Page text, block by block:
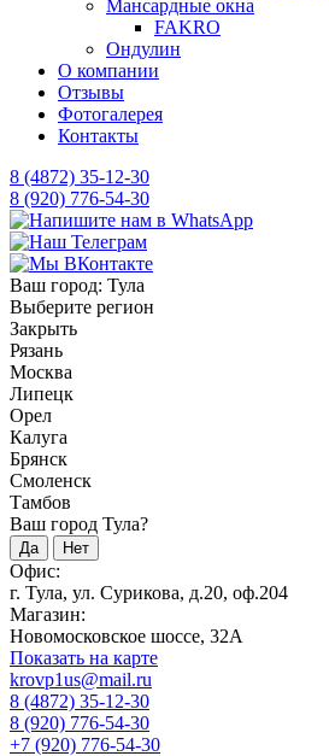
Мансардные окна
FAKRO
Ондулин
О компании
Отзывы
Фотогалерея
Контакты
8 (4872) 35-12-30
8 (920) 776-54-30
Ваш город: Тула
Выберите регион
Закрыть
Рязань
Москва
Липецк
Орел
Калуга
Брянск
Смоленск
Тамбов
Ваш город Тула?
Да Нет
Офис:
г. Тула, ул. Сурикова, д.20, оф.204
Магазин:
Новомосковское шоссе, 32А
Показать на карте
krovp1us@mail.ru
8 (4872) 35-12-30
8 (920) 776-54-30
+7 (920) 776-54-30